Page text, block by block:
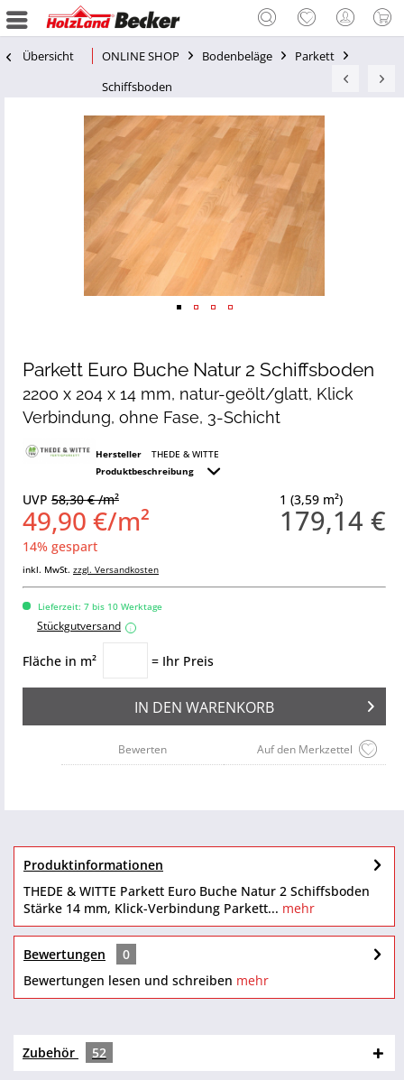
Übersicht ONLINE SHOP Bodenbeläge
Parkett
Schiffsboden
Parkett Euro Buche Natur 2 Schiffsboden
2200 x 204 x 14 mm, natur-geölt/glatt, Klick
Verbindung, ohne Fase, 3-Schicht
Hersteller
THEDE & WITTE
Produktbeschreibung
1 (3,59 m²)
179,14 €
UVP 58,30 € /m²
49,90 €/m²
14% gespart
inkl. MwSt. zzgl. Versandkosten
Lieferzeit: 7 bis 10 Werktage
Stückgutversand i
Fläche in m² = Ihr Preis
IN DEN WARENKORB
Auf den Merkzettel
Bewerten
Produktinformationen
THEDE & WITTE Parkett Euro Buche Natur 2 Schiffsboden
Stärke 14 mm, Klick-Verbindung Parkett... mehr
Bewertungen
0
Bewertungen lesen und schreiben mehr
Zubehör 52